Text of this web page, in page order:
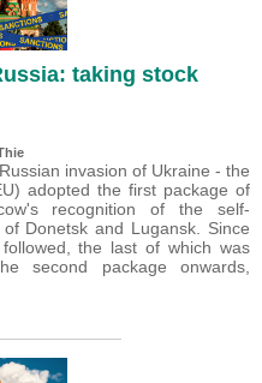
taking stock
invasion of Ukraine - the
adopted the first package of
recognition of the self-
Donetsk and Lugansk. Since
the last of which was
second package onwards,